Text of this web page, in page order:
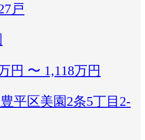
戸
円 〜 1,118万円
平区美園2条5丁目2-